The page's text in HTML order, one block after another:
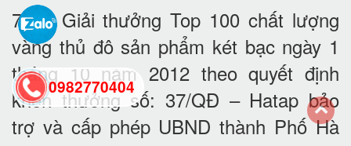
7. Giải thưởng Top 100 chất lượng
vàng thủ đô sản phẩm két bạc ngày 1
tháng 10 năm 2012 theo quyết định
khen thưởng số: 37/QĐ – Hatap bảo
trợ và cấp phép UBND thành Phố Hà
0982770404
back